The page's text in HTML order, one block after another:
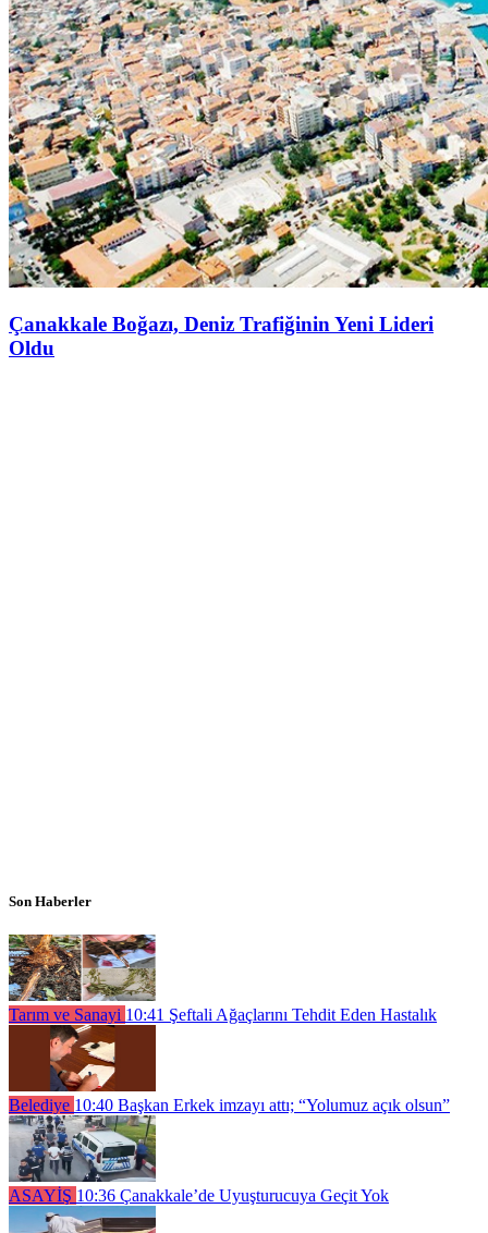
Çanakkale Boğazı, Deniz Trafiğinin Yeni Lideri
Oldu
Son Haberler
Tarım ve Sanayi 10:41 Şeftali Ağaçlarını Tehdit Eden Hastalık
Belediye 10:40 Başkan Erkek imzayı attı; “Yolumuz açık olsun”
ASAYİŞ 10:36 Çanakkale’de Uyuşturucuya Geçit Yok